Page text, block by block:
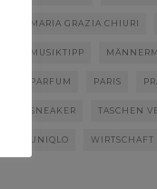
MARIA GRAZIA CHIURI
MUSIKTIPP
PARFUM PARIS
SNEAKER TASCHEN
UNIQLO WIRTSCHAFT